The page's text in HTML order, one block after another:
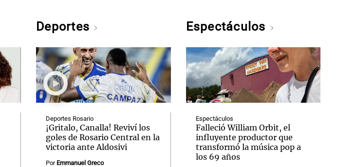
Deportes
Deportes Rosario
¡Gritalo, Canalla! Reviví los
goles de Rosario Central en la
victoria ante Aldosivi
Por Emmanuel Greco
Espectáculos
Espectáculos
Falleció William Orbit, el
influyente productor que
transformó la música pop a
los 69 años